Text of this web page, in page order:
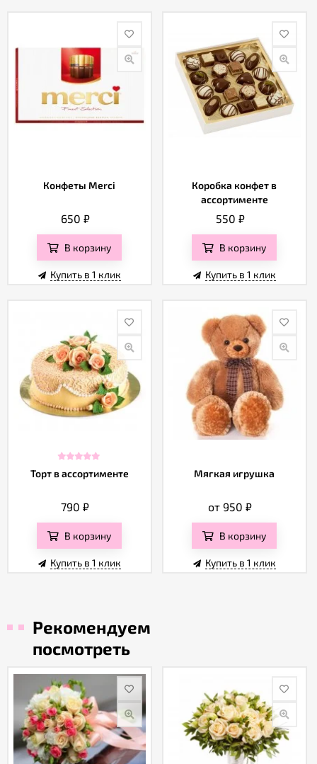
Конфеты Merci
650 ₽
В корзину
Купить в 1 клик
Коробка конфет в
ассортименте
550 ₽
В корзину
Купить в 1 клик
Торт в ассортименте
790₽
В корзину
Купить в 1 клик
Мягкая игрушка
от 950₽
В корзину
Купить в 1 клик
Рекомендуем
посмотреть